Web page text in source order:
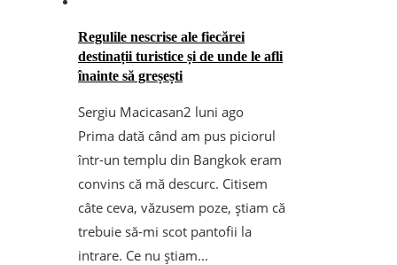
Regulile nescrise ale fiecărei
destinații turistice și de unde le afli
înainte să greșești
Sergiu Macicasan2 luni ago
Prima dată când am pus piciorul
într-un templu din Bangkok eram
convins că mă descurc. Citisem
câte ceva, văzusem poze, știam că
trebuie să-mi scot pantofii la
intrare. Ce nu știam...